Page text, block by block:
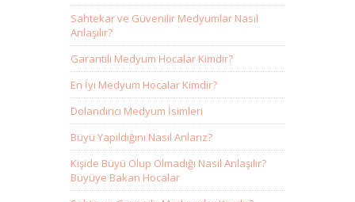
Sahtekar ve Güvenilir Medyumlar Nasıl
Anlaşılır?
Garantili Medyum Hocalar Kimdir?
En İyi Medyum Hocalar Kimdir?
Dolandırıcı Medyum İsimleri
Büyü Yapıldığını Nasıl Anlarız?
Kişide Büyü Olup Olmadığı Nasıl Anlaşılır?
Büyüye Bakan Hocalar